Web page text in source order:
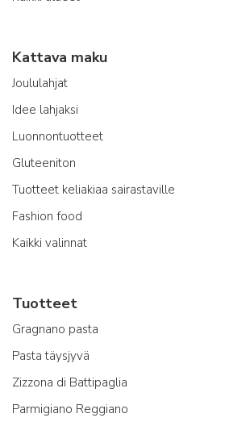
Kattava maku
Joululahjat
Idee lahjaksi
Luonnontuotteet
Gluteeniton
Tuotteet keliakiaa sairastaville
Fashion food
Kaikki valinnat
Tuotteet
Gragnano pasta
Pasta täysjyvä
Zizzona di Battipaglia
Parmigiano Reggiano